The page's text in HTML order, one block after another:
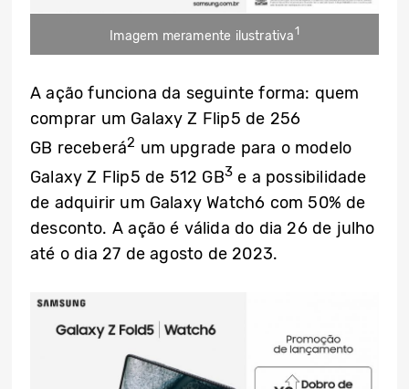
Imagem meramente ilustrativa1
A ação funciona da seguinte forma: quem
comprar um Galaxy Z Flip5 de 256
GB receberá2 um upgrade para o modelo
Galaxy Z Flip5 de 512 GB3e a possibilidade
de adquirir um Galaxy Watch6 com 50% de
desconto. A ação é válida do dia 26 de julho
até o dia 27 de agosto de 2023.